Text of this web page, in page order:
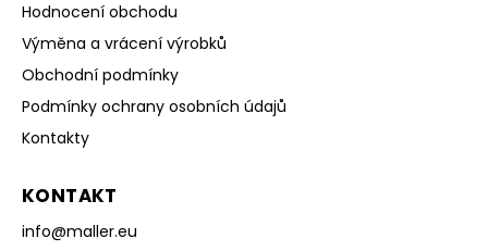
Hodnocení obchodu
Výměna a vrácení výrobků
Obchodní podmínky
Podmínky ochrany osobních údajů
Kontakty
KONTAKT
info@maller.eu